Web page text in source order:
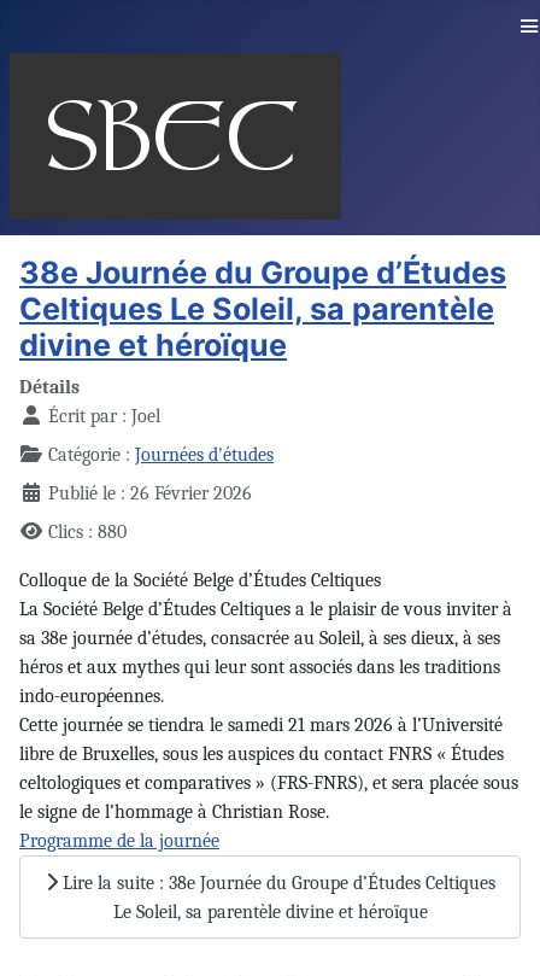
≡
38e Journée du Groupe d’Études
Celtiques Le Soleil, sa parentèle
divine et héroïque
Détails
Écrit par : Joel
Catégorie : Journées d'études
Publié le : 26 Février 2026
Clics : 880
Colloque de la Société Belge d’Études Celtiques
La Société Belge d’Études Celtiques a le plaisir de vous inviter à
sa 38e journée d’études, consacrée au Soleil, à ses dieux, à ses
héros et aux mythes qui leur sont associés dans les traditions
indo-européennes.
Cette journée se tiendra le samedi 21 mars 2026 à l’Université
libre de Bruxelles, sous les auspices du contact FNRS « Études
celtologiques et comparatives » (FRS-FNRS), et sera placée sous
le signe de l’hommage à Christian Rose.
Programme de la journée
Lire la suite : 38e Journée du Groupe d’Études Celtiques
Le Soleil, sa parentèle divine et héroïque